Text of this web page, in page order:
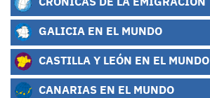
GALICIA EN EL MUNDO
CASTILLA Y LEÓN EN EL MUNDO
CANARIAS EN EL MUNDO